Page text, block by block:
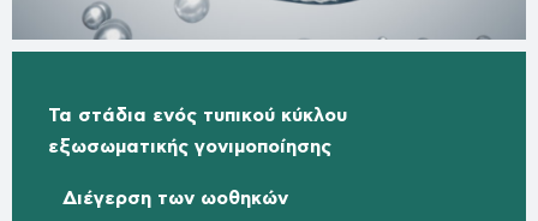
Τα στάδια ενός τυπικού κύκλου
εξωσωματικής γονιμοποίησης
Διέγερση των ωοθηκών